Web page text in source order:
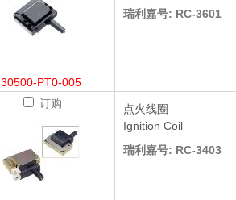
30500-PT0-005
瑞利嘉号: RC-3601
订购
点火线圈
Ignition Coil
瑞利嘉号: RC-3403